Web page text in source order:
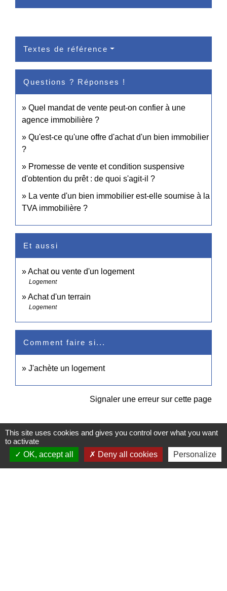
Textes de référence
Questions ? Réponses !
Quel mandat de vente peut-on confier à une
agence immobilière ?
Qu'est-ce qu'une offre d'achat d'un bien immobilier
?
Promesse de vente et condition suspensive
d'obtention du prêt : de quoi s'agit-il ?
La vente d'un bien immobilier est-elle soumise à la
TVA immobilière ?
Et aussi
Achat ou vente d'un logement
Logement
Achat d'un terrain
Logement
Comment faire si...
J'achète un logement
Signaler une erreur sur cette page
This site uses cookies and gives you control over what you want
to activate
OK, accept all
Deny all cookies Personalize